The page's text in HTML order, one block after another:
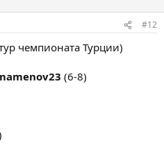
#12
чемпионата Турции)
(6-8)